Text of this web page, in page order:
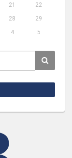
21
22
28
29
4 5